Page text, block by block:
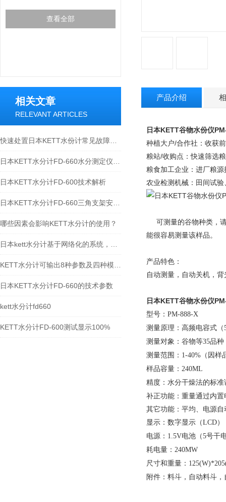
查看全部
相关文章
RELEVANT ARTICLES
日本KETT水分计FD-600技术解析
哪些因素会影响KETT水分计的使用？
日本KETT水分计FD-660的技术参数
kett水分计fd660
KETT水分计FD-600测试显示100%
产品介绍
日本KETT谷物水份仪
种植大户/合作社：收获
粮站/收购点：快速筛选
粮食加工企业：进厂粮
农业检测机械：田间试
可测量的谷物种类，
能很容易测量该样品。
产品特色：
自动测量，自动关机，
日本KETT谷物水份仪
型号： PM-888-X
测量原理：高频电容式（
测量对象：谷物等35品种
测量范围： 1-40% （因
样品容量： 240ML
精度：水分干燥法的标准
补正功能：重量通过内
其它功能：平均、电源自
显示：数字显示（LCD）
电源： 1.5V电池（5号干
耗电量： 240MW
尺寸和重量：
附件：料斗，自动料斗